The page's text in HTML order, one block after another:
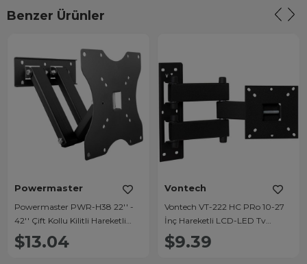
Benzer Ürünler
Powermaster
Powermaster PWR-H38 22'' -
42'' Çift Kollu Kilitli Hareketli
Duvar Askı Aparatı
$13.04
Vontech
Vontech VT-222 HC PRo 10-27
İnç Hareketli LCD-LED Tv
Duvar Askı Aparatı
$9.39